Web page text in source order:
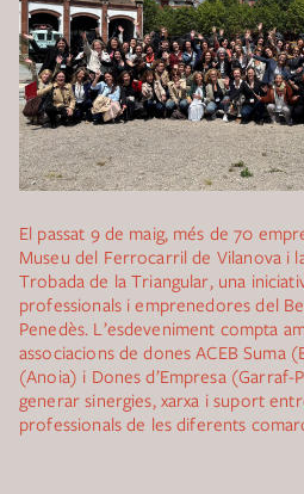
El passat 9 de maig, més de 70
Museu del Ferrocarril de Vilanova i
Trobada de la Triangular, una
professionals i emprenedores del
Penedès. L’esdeveniment compta
associacions de dones ACEB Suma
(Anoia) i Dones d’Empresa (Garraf-
generar sinergies, xarxa i suport
professionals de les diferents